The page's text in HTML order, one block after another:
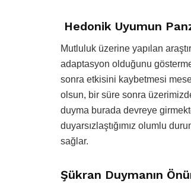
Hedonik Uyumun
Mutluluk üzerine yapılan
adaptasyon olduğunu
sonra etkisini kaybetmesi
olsun, bir süre sonra
duyma burada devreye
duyarsızlaştığımız olumlu
sağlar.
Şükran Duymanın